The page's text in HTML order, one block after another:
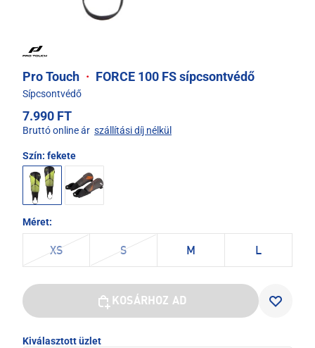
Pro Touch · FORCE 100 FS sípcsontvédő
Sípcsontvédő
7.990 FT
Bruttó online ár szállítási díj nélkül
Szín: fekete
Méret:
XS S M L
KOSÁRHOZ AD
Kiválasztott üzlet